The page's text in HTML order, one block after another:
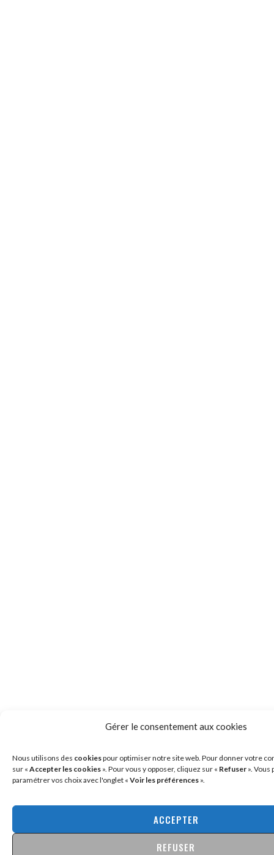
Gérer le consentement aux cookies
Nous utilisons des cookiespour optimiser notre site web. Pour donner votre
sur « Accepter les cookies ». Pour vous y opposer, cliquez sur « Refuser ».
paramétrer vos choix avec l'onglet « Voir les préférences ».
ACCEPTER
REFUSER